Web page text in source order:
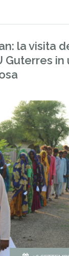
la visita
Guterres in